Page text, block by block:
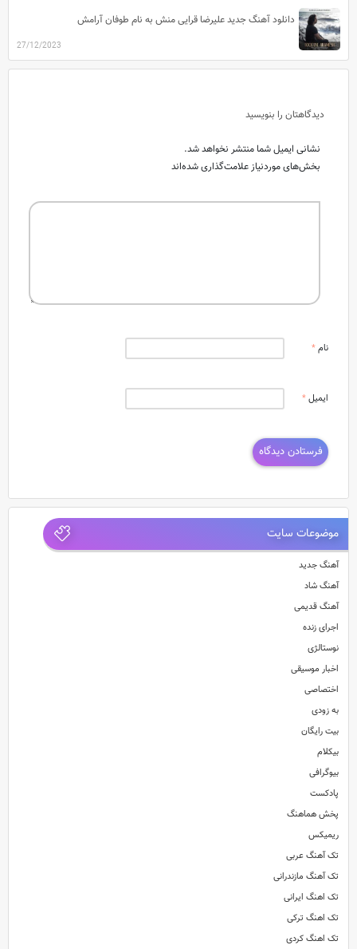
دانلود آهنگ جدید علیرضا قرایی منش به نام طوفان آرامش
27/12/2023
دیدگاهتان را بنویسید
نشانی ایمیل شما منتشر نخواهد شد.
بخش‌های موردنیاز علامت‌گذاری شده‌اند
نام*
ایمیل*
موضوعات سایت
آهنگ جدید
آهنگ شاد
آهنگ قدیمی
اجرای زنده
نوستالژی
اخبار موسیقی
اختصاصی
به زودی
بیت رایگان
بیکلام
بیوگرافی
پادکست
پخش هماهنگ
ریمیکس
تک آهنگ عربی
تک آهنگ مازندرانی
تک اهنگ ایرانی
تک اهنگ ترکی
تک اهنگ کردی